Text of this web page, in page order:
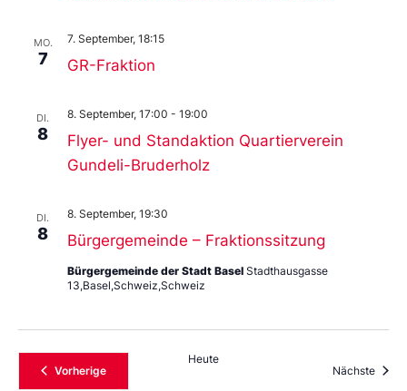
MO.
7 GR-Fraktion
7. September, 18:15
DI.
8
Flyer- und Standaktion Quartierverein
Gundeli-Bruderholz
8. September, 17:00 - 19:00
DI.
8 Bürgergemeinde – Fraktionssitzung
8. September, 19:30
Bürgergemeinde der Stadt Basel Stadthausgasse
13,Basel,Schweiz,Schweiz
VorherigeVeranstaltungen
Heute
Nächste